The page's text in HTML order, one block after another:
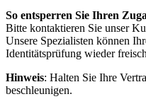
So entsperren Sie Ihren
Bitte kontaktieren Sie unser
Unsere Spezialisten können
Identitätsprüfung wieder
Hinweis: Halten Sie Ihre
beschleunigen.